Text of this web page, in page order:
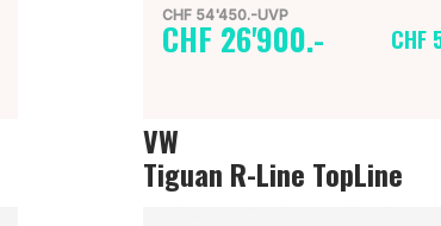
CHF 54'450.-UVP
CHF 26'900.- CHF
VW
Tiguan R-Line TopLine